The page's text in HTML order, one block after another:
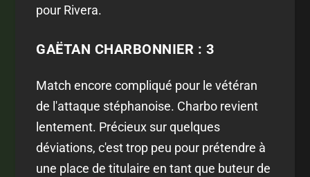
pour Rivera.
GAËTAN CHARBONNIER : 3
Match encore compliqué pour le vétéran
de l'attaque stéphanoise. Charbo revient
lentement. Précieux sur quelques
déviations, c'est trop peu pour prétendre à
une place de titulaire en tant que buteur de